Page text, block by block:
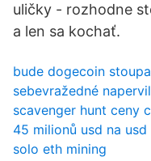
uličky - rozhodne
a len sa kochať.
bude dogecoin
sebevražedné
scavenger hunt ceny
45 milionů usd na usd
solo eth mining